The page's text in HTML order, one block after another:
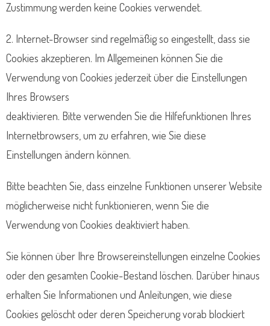
Zustimmung werden keine Cookies verwendet.
2. Internet-Browser sind regelmäßig so eingestellt, dass sie
Cookies akzeptieren. Im Allgemeinen können Sie die
Verwendung von Cookies jederzeit über die Einstellungen
Ihres Browsers
deaktivieren. Bitte verwenden Sie die Hilfefunktionen Ihres
Internetbrowsers, um zu erfahren, wie Sie diese
Einstellungen ändern können.
Bitte beachten Sie, dass einzelne Funktionen unserer Website
möglicherweise nicht funktionieren, wenn Sie die
Verwendung von Cookies deaktiviert haben.
Sie können über Ihre Browsereinstellungen einzelne Cookies
oder den gesamten Cookie-Bestand löschen. Darüber hinaus
erhalten Sie Informationen und Anleitungen, wie diese
Cookies gelöscht oder deren Speicherung vorab blockiert